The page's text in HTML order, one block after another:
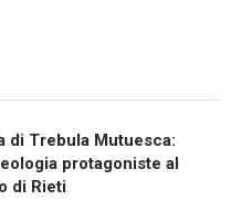
di Trebula Mutuesca:
protagoniste al
di Rieti